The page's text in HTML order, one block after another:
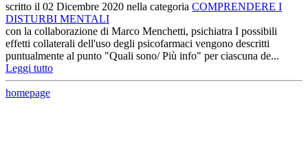
scritto il 02 Dicembre 2020 nella categoria COMPRENDERE I
DISTURBI MENTALI
con la collaborazione di Marco Menchetti, psichiatra I possibili
effetti collaterali dell'uso degli psicofarmaci vengono descritti
puntualmente al punto "Quali sono/ Più info" per ciascuna de...
Leggi tutto
homepage